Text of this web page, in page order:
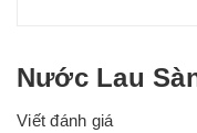
Nước Lau
Viết đánh giá